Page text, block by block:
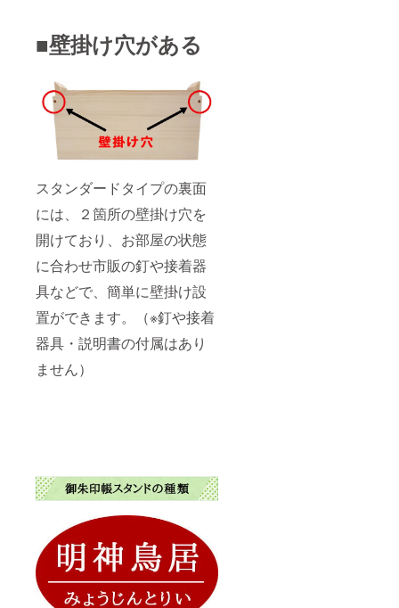
■壁掛け穴がある
スタンダードタイプの裏面
には、２箇所の壁掛け穴を
開けており、お部屋の状態
に合わせ市販の釘や接着器
具などで、簡単に壁掛け設
置ができます。（※釘や接着
器具・説明書の付属はあり
ません）